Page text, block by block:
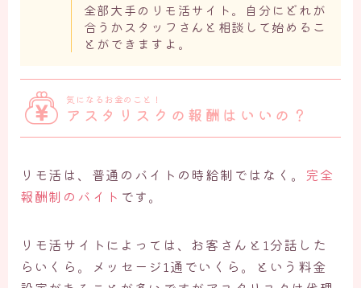
全部大手のリモ活サイト。自分にどれが
合うかスタッフさんと相談して始めるこ
とができますよ。
気になるお金のこと！
アスタリスクの報酬はいいの？
リモ活は、普通のバイトの時給制ではなく。 完全
報酬制のバイト です。
リモ活サイトによっては、お客さんと1分話した
らいくら。メッセージ1通でいくら。という料金